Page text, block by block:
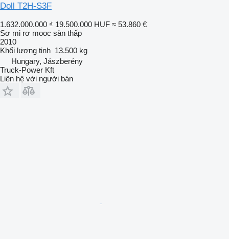
Doll T2H-S3F
1.632.000.000 ₫ 19.500.000 HUF ≈ 53.860 €
Sơ mi rơ mooc sàn thấp
2010
Khối lượng tịnh 13.500 kg
Hungary, Jászberény
Truck-Power Kft
Liên hệ với người bán